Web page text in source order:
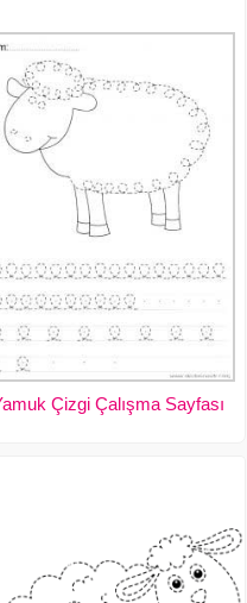
Çizgi Çalışma Sayfası